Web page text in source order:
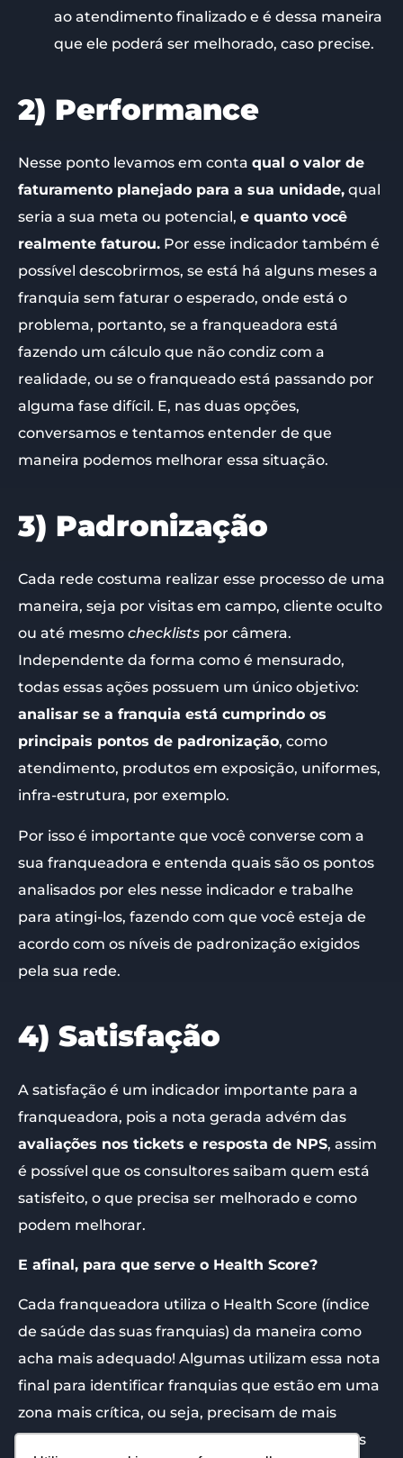
ao atendimento finalizado e é dessa maneira
que ele poderá ser melhorado, caso precise.
2) Performance
Nesse ponto levamos em conta qual o valor de
faturamento planejado para a sua unidade, qual
seria a sua meta ou potencial, e quanto você
realmente faturou. Por esse indicador também é
possível descobrirmos, se está há alguns meses a
franquia sem faturar o esperado, onde está o
problema, portanto, se a franqueadora está
fazendo um cálculo que não condiz com a
realidade, ou se o franqueado está passando por
alguma fase difícil. E, nas duas opções,
conversamos e tentamos entender de que
maneira podemos melhorar essa situação.
3) Padronização
Cada rede costuma realizar esse processo de uma
maneira, seja por visitas em campo, cliente oculto
ou até mesmo checklists por câmera.
Independente da forma como é mensurado,
todas essas ações possuem um único objetivo:
analisar se a franquia está cumprindo os
principais pontos de padronização, como
atendimento, produtos em exposição, uniformes,
infra-estrutura, por exemplo.
Por isso é importante que você converse com a
sua franqueadora e entenda quais são os pontos
analisados por eles nesse indicador e trabalhe
para atingi-los, fazendo com que você esteja de
acordo com os níveis de padronização exigidos
pela sua rede.
4) Satisfação
A satisfação é um indicador importante para a
franqueadora, pois a nota gerada advém das
avaliações nos tickets e resposta de NPS, assim
é possível que os consultores saibam quem está
satisfeito, o que precisa ser melhorado e como
podem melhorar.
E afinal, para que serve o Health Score?
Cada franqueadora utiliza o Health Score (índice
de saúde das suas franquias) da maneira como
acha mais adequado! Algumas utilizam essa nota
final para identificar franquias que estão em uma
zona mais crítica, ou seja, precisam de mais
atenção ou até mesmo ajuda em algum desses